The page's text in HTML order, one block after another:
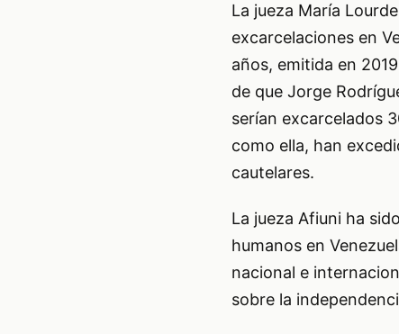
La jueza María
excarcelaciones en
años, emitida en
de que Jorge
serían excarcelados
como ella, han
cautelares.
La jueza Afiuni ha
humanos en
nacional e
sobre la